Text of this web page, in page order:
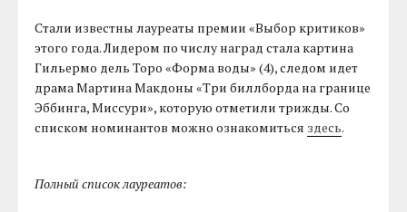
Стали известны лауреаты премии «Выбор критиков»
этого года. Лидером по числу наград стала картина
Гильермо дель Торо «Форма воды» (4), следом идет
драма Мартина Макдоны «Три биллборда на границе
Эббинга, Миссури», которую отметили трижды. Со
списком номинантов можно ознакомиться здесь.
Полный список лауреатов: